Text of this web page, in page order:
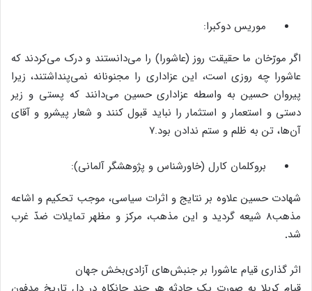
موریس دوکبرا:
اگر مورّخان ما حقیقت روز (عاشورا) را می‌دانستند و درک می‌کردند که
عاشورا چه روزی است، این عزاداری را مجنونانه نمی‌پنداشتند، زیرا
پیروان حسین به واسطه عزاداری حسین می‌دانند که پستی و زیر
دستی و استعمار و استثمار را نباید قبول کنند و شعار پیشرو و آقای
آن‌ها، تن به ظلم و ستم ندادن بود.۷
بروکلمان کارل (خاورشناس و پژوهشگر آلمانی):
شهادت حسین علاوه بر نتایج و اثرات سیاسی، موجب تحکیم و اشاعه
مذهب۸ شیعه گردید و این مذهب، مرکز و مظهر تمایلات ضدّ غرب
شد.
اثر گذاری قیام عاشورا بر جنبش‌های آزادی‌بخش جهان